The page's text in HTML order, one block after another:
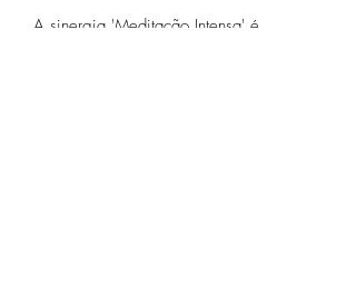
A sinergia 'Meditação Intensa' é